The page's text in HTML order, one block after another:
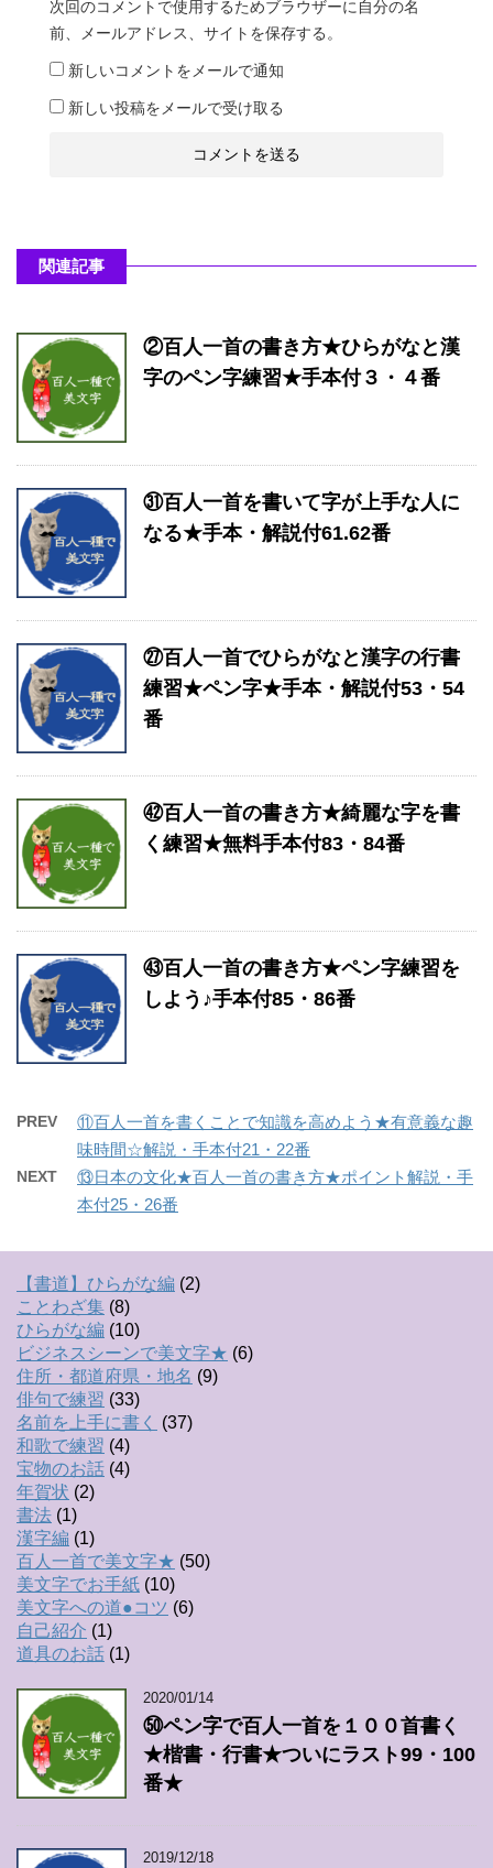
次回のコメントで使用するためブラウザーに自分の名
前、メールアドレス、サイトを保存する。
新しいコメントをメールで通知
新しい投稿をメールで受け取る
関連記事
②百人一首の書き方★ひらがなと漢
字のペン字練習★手本付３・４番
㉛百人一首を書いて字が上手な人に
なる★手本・解説付61.62番
㉗百人一首でひらがなと漢字の行書
練習★ペン字★手本・解説付53・54
番
㊷百人一首の書き方★綺麗な字を書
く練習★無料手本付83・84番
㊸百人一首の書き方★ペン字練習を
しよう♪手本付85・86番
PREV
⑪百人一首を書くことで知識を高めよう★有意義な趣
味時間☆解説・手本付21・22番
NEXT
⑬日本の文化★百人一首の書き方★ポイント解説・手
本付25・26番
【書道】ひらがな編 (2)
ことわざ集 (8)
ひらがな編 (10)
ビジネスシーンで美文字★ (6)
住所・都道府県・地名 (9)
俳句で練習 (33)
名前を上手に書く
(37)
和歌で練習 (4)
宝物のお話 (4)
年賀状 (2)
書法 (1)
漢字編 (1)
百人一首で美文字★ (50)
美文字でお手紙 (10)
美文字への道●コツ (6)
自己紹介 (1)
道具のお話 (1)
2020/01/14
㊿ペン字で百人一首を１００首書く
★楷書・行書★ついにラスト99・100
番★
2019/12/18